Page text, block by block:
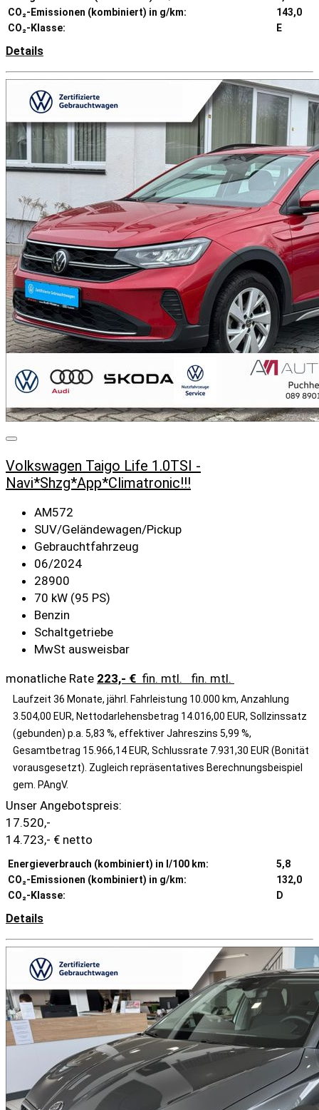
CO₂-Emissionen (kombiniert) in g/km:
143,0
CO₂-Klasse:
E
Details
Volkswagen Taigo Life 1.0TSI -
Navi*Shzg*App*Climatronic!!!
AM572
SUV/Geländewagen/Pickup
Gebrauchtfahrzeug
06/2024
28900
70 kW (95 PS)
Benzin
Schaltgetriebe
MwSt ausweisbar
monatliche Rate 223,- € fin. mtl. fin. mtl.
Laufzeit 36 Monate, jährl. Fahrleistung 10.000 km, Anzahlung
3.504,00 EUR, Nettodarlehensbetrag 14.016,00 EUR, Sollzinssatz
(gebunden) p.a. 5,83 %, effektiver Jahreszins 5,99 %,
Gesamtbetrag 15.966,14 EUR, Schlussrate 7.931,30 EUR (Bonität
vorausgesetzt). Zugleich repräsentatives Berechnungsbeispiel
gem. PAngV.
Unser Angebotspreis:
17.520,-
14.723,- € netto
Energieverbrauch (kombiniert) in l/100 km:
5,8
CO₂-Emissionen (kombiniert) in g/km:
132,0
CO₂-Klasse:
D
Details